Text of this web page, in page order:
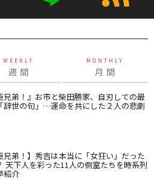
WEEKLY
週 間
MONTHLY
月 間
兄弟！』お市と柴田勝家、自刃しての最
辞世の句」…運命を共にした２人の悲劇
兄弟！】秀吉は本当に「女狂い」だった
天下人を彩った11人の側室たちを時系列
紹介